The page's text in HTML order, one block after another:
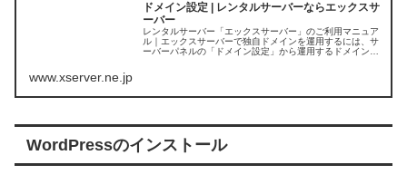
ドメイン設定 | レンタルサーバーならエックスサ
ーバー
レンタルサーバー「エックスサーバー」のご利用マニュア
ル｜エックスサーバーで独自ドメインを運用するには、サ
ーバーパネルの「ドメイン設定」から運用するドメイン名
www.xserver.ne.jp
WordPressのインストール